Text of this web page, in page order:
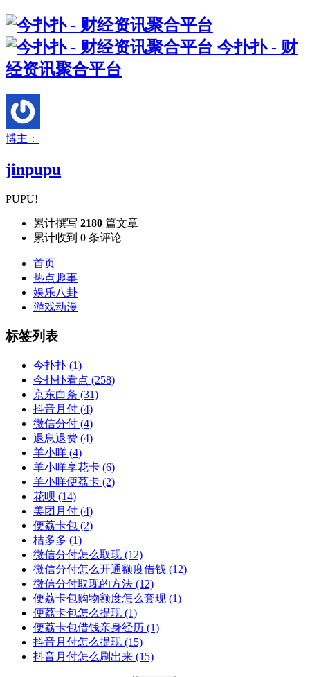
今扑扑 - 财
经资讯聚合平台
博主：
jinpupu
PUPU!
累计撰写 2180 篇文章
累计收到 0 条评论
首页
热点趣事
娱乐八卦
游戏动漫
标签列表
今扑扑 (1)
今扑扑看点 (258)
京东白条 (31)
抖音月付 (4)
微信分付 (4)
退息退费 (4)
羊小咩 (4)
羊小咩享花卡 (6)
羊小咩便荔卡 (2)
花呗 (14)
美团月付 (4)
便荔卡包 (2)
桔多多 (1)
微信分付怎么取现 (12)
微信分付怎么开通额度借钱 (12)
微信分付取现的方法 (12)
便荔卡包购物额度怎么套现 (1)
便荔卡包怎么提现 (1)
便荔卡包借钱亲身经历 (1)
抖音月付怎么提现 (15)
抖音月付怎么刷出来 (15)